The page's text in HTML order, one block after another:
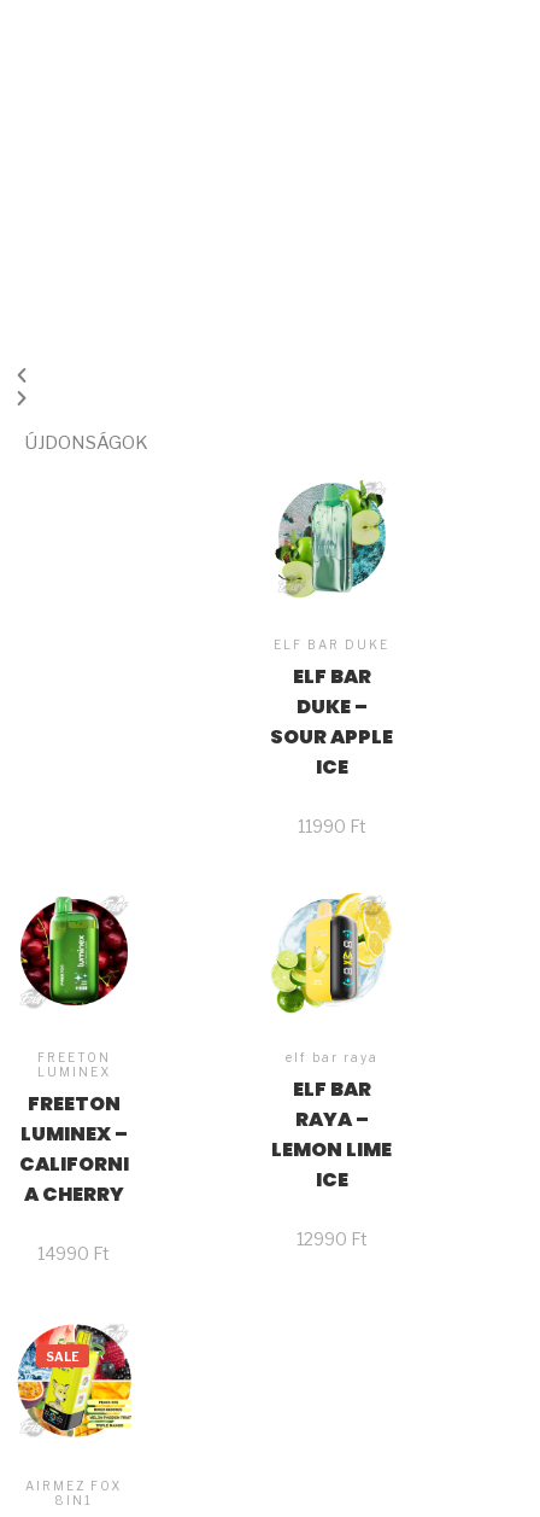
ÚJDONSÁGOK
ELF BAR DUKE
ELF BAR
DUKE –
SOUR APPLE
ICE
11990 Ft
FREETON
LUMINEX
FREETON
LUMINEX –
CALIFORNI
A CHERRY
14990 Ft
elf bar raya
ELF BAR
RAYA –
LEMON LIME
ICE
12990 Ft
SALE
AIRMEZ FOX
8IN1